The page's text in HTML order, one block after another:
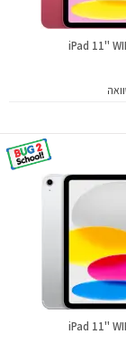
iPad 11"
iPad 11"